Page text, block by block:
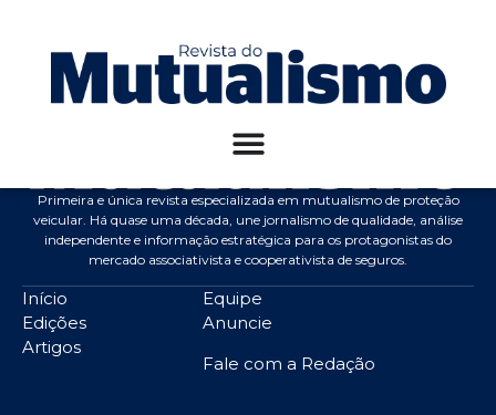
12ª Edição
Primeira e única revista especializada em mutualismo de proteção
veicular. Há quase uma década, une jornalismo de qualidade, análise
independente e informação estratégica para os protagonistas do
mercado associativista e cooperativista de seguros.
Início
Edições
Artigos
Equipe
Anuncie
Fale com a Redação